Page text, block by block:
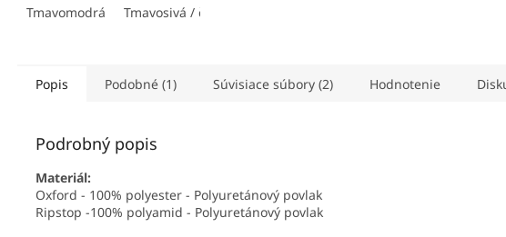
Tmavomodrá
Tmavosivá / čierna
Popis Podobné (1) Súvisiace súbory (2) Hodnotenie
Podrobný popis
Materiál:
Oxford - 100% polyester - Polyuretánový povlak
Ripstop -100% polyamid - Polyuretánový povlak